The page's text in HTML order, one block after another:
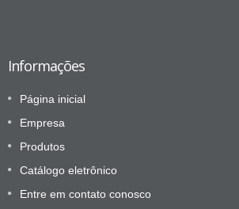
Informações
Página inicial
Empresa
Produtos
Catálogo eletrônico
Entre em contato conosco